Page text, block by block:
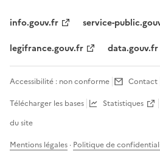
info.gouv.fr
service-
legifrance.gouv.fr
data.gouv.fr
Accessibilité : non conforme Contact
Télécharger les bases
Statistiques
du site
Mentions légales · Politique de